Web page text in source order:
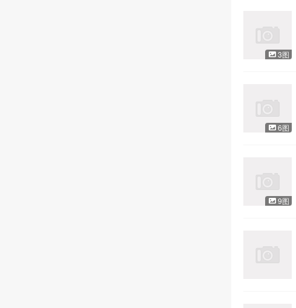
3图
6图
9图